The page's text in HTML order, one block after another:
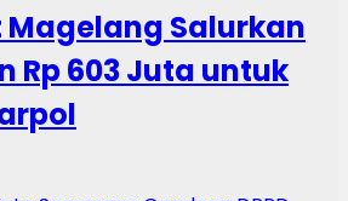
Magelang Salurkan
Rp 603 Juta untuk